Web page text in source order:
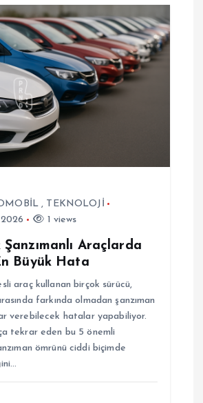
, TEKNOLOJİ
1 views
Araçlarda
Büyük Hata
araç kullanan birçok sürücü,
farkında olmadan şanzıman
verebilecek hatalar yapabiliyor.
tekrar eden bu 5 önemli
ömrünü ciddi biçimde